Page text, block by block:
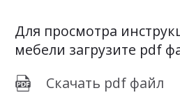
Для просмотра
мебели загрузите pdf
Скачать pdf файл